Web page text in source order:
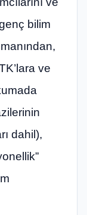
bilim
ve
dahil),